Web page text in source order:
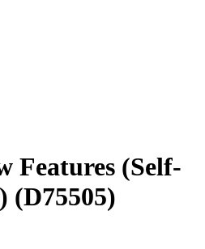
Features (Self-
(D75505)